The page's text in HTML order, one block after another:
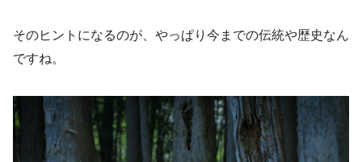
そのヒントになるのが、やっぱり今までの伝統や歴史なん
ですね。